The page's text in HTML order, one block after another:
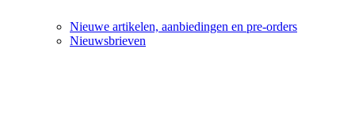
Nieuwe artikelen, aanbiedingen en pre-orders
Nieuwsbrieven